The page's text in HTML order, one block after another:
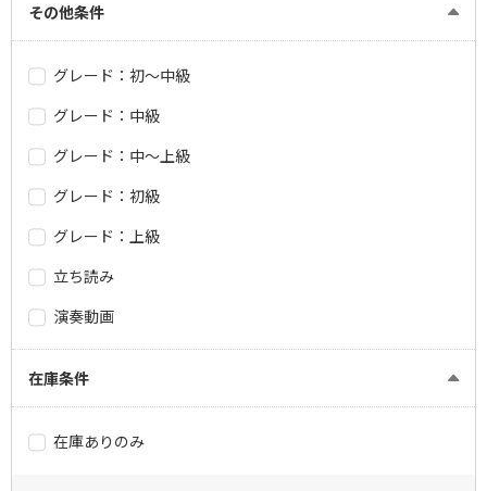
その他条件
グレード：初～中級
グレード：中級
グレード：中～上級
グレード：初級
グレード：上級
立ち読み
演奏動画
在庫条件
在庫ありのみ